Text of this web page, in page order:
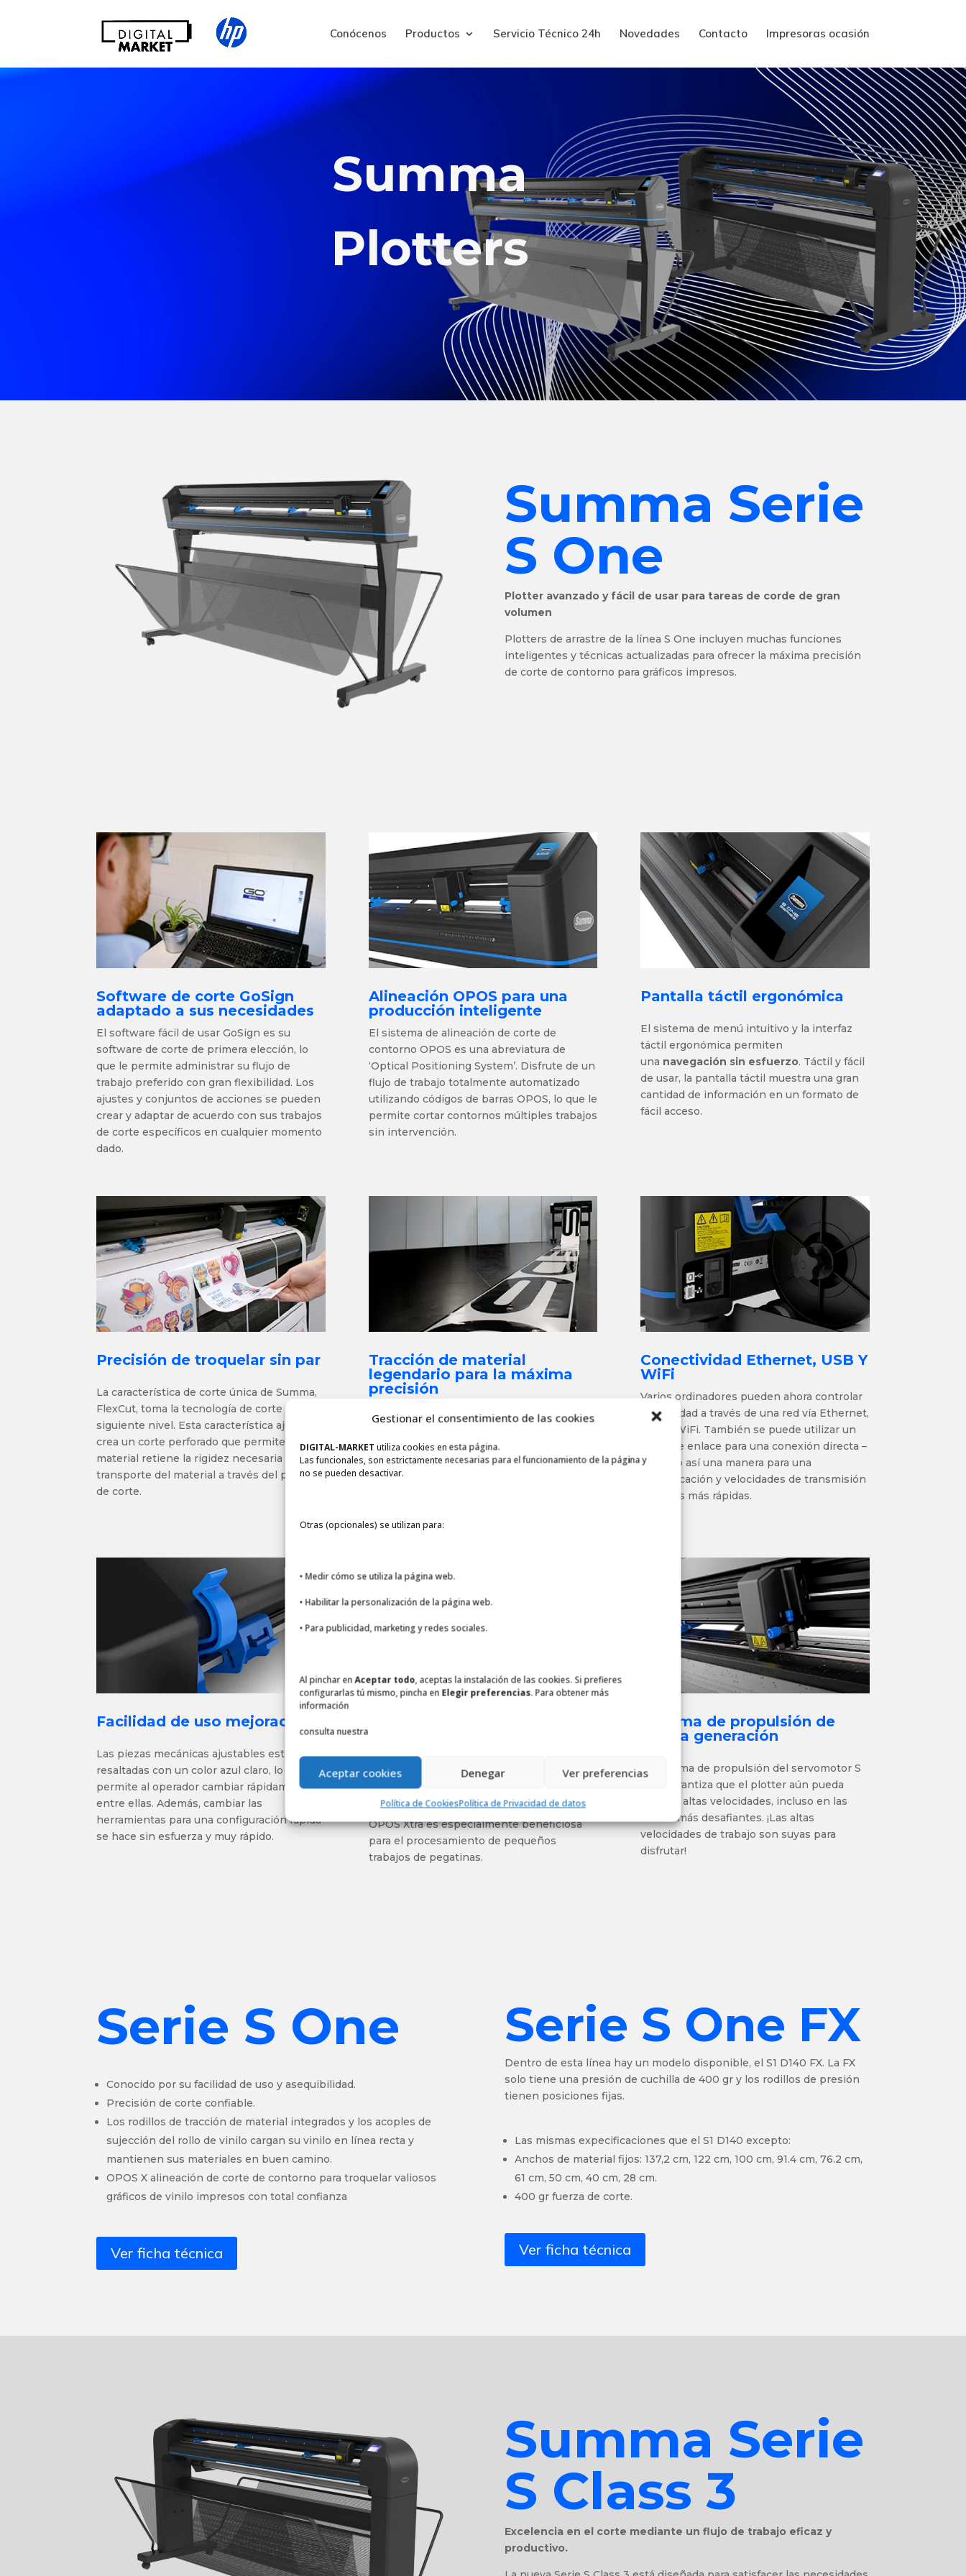
Gestionar el consentimiento de las cookies
DIGITAL-MARKET utiliza cookies en esta página.
Las funcionales, son estrictamente necesarias para el funcionamiento de la página y
no se pueden desactivar.
Otras (opcionales) se utilizan para:
• Medir cómo se utiliza la página web.
• Habilitar la personalización de la página web.
• Para publicidad, marketing y redes sociales.
Al pinchar enAceptar todo, aceptas la instalación de las cookies. Si prefieres
configurarlas tú mismo, pincha en Elegir preferencias. Para obtener más
información
consulta nuestra
Aceptar cookies Denegar Ver preferencias
Política de CookiesPolítica de Privacidad de datos
Conócenos Productos Servicio Técnico 24h Novedades Contacto Impresoras ocasión
Summa
Plotters
Summa Serie
S One
Plotter avanzado y fácil de usar para tareas de corde de gran
volumen
Plotters de arrastre de la línea S One incluyen muchas funciones
inteligentes y técnicas actualizadas para ofrecer la máxima precisión
de corte de contorno para gráficos impresos.
Software de corte GoSign
adaptado a sus necesidades
El software fácil de usar GoSign es su
software de corte de primera elección, lo
que le permite administrar su flujo de
trabajo preferido con gran flexibilidad. Los
ajustes y conjuntos de acciones se pueden
crear y adaptar de acuerdo con sus trabajos
de corte específicos en cualquier momento
dado.
Alineación OPOS para una
producción inteligente
El sistema de alineación de corte de
contorno OPOS es una abreviatura de
‘Optical Positioning System’. Disfrute de un
flujo de trabajo totalmente automatizado
utilizando códigos de barras OPOS, lo que le
permite cortar contornos múltiples trabajos
sin intervención.
Pantalla táctil ergonómica
El sistema de menú intuitivo y la interfaz
táctil ergonómica permiten
una navegación sin esfuerzo. Táctil y fácil
de usar, la pantalla táctil muestra una gran
cantidad de información en un formato de
fácil acceso.
Precisión de troquelar sin par
La característica de corte única de Summa,
FlexCut, toma la tecnología de corte al
siguiente nivel. Esta característica ajustable
crea un corte perforado que permite que el
material retiene la rigidez necesaria para el
transporte del material a través del plotter
de corte.
Tracción de material
legendario para la máxima
precisión
El tambor de arrastre MicroSprocket
servomotores entregan una exactitud
asombrosa. El material está condicionado a
medida que avanza para asegurar una
Conectividad Ethernet, USB Y
WiFi
Varios ordinadores pueden ahora controlar
una unidad a través de una red vía Ethernet,
USB o WiFi. También se puede utilizar un
cable de enlace para una conexión directa –
creando así una manera para una
comunicación y velocidades de transmisión
de datos más rápidas.
Facilidad de uso mejorada
Las piezas mecánicas ajustables están
resaltadas con un color azul claro, lo que
permite al operador cambiar rápidamente
entre ellas. Además, cambiar las
herramientas para una configuración rápida
se hace sin esfuerza y muy rápido.
El sistema de sensores OPOS lee
rápidamente las marcas de registro y
compensa el margen de diseño
automáticamente. Además, la funcionalidad
OPOS Xtra es especialmente beneficiosa
para el procesamiento de pequeños
trabajos de pegatinas.
Sistema de propulsión de
última generación
El sistema de propulsión del servomotor S
One garantiza que el plotter aún pueda
cortar a altas velocidades, incluso en las
curvas más desafiantes. ¡Las altas
velocidades de trabajo son suyas para
disfrutar!
Serie S One
Conocido por su facilidad de uso y asequibilidad.
Precisión de corte confiable.
Los rodillos de tracción de material integrados y los acoples de
sujección del rollo de vinilo cargan su vinilo en línea recta y
mantienen sus materiales en buen camino.
OPOS X alineación de corte de contorno para troquelar valiosos
gráficos de vinilo impresos con total confianza
Ver ficha técnica
Serie S One FX
Dentro de esta línea hay un modelo disponible, el S1 D140 FX. La FX
solo tiene una presión de cuchilla de 400 gr y los rodillos de presión
tienen posiciones fijas.
Las mismas expecificaciones que el S1 D140 excepto:
Anchos de material fijos: 137,2 cm, 122 cm, 100 cm, 91.4 cm, 76.2 cm,
61 cm, 50 cm, 40 cm, 28 cm.
400 gr fuerza de corte.
Ver ficha técnica
Summa Serie
S Class 3
Excelencia en el corte mediante un flujo de trabajo eficaz y
productivo.